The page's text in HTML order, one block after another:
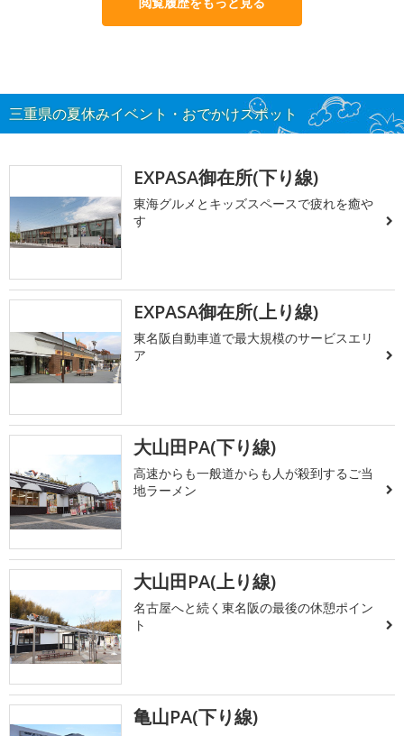
三重県の夏休みイベント・おでかけスポット
EXPASA御在所(下り線)
東海グルメとキッズスペースで疲れを癒や
す
EXPASA御在所(上り線)
東名阪自動車道で最大規模のサービスエリ
ア
大山田PA(下り線)
高速からも一般道からも人が殺到するご当
地ラーメン
大山田PA(上り線)
名古屋へと続く東名阪の最後の休憩ポイン
ト
亀山PA(下り線)